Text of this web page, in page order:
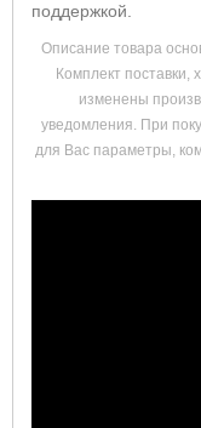
поддержкой.
Описание товара
Комплект поставки,
изменены
уведомления. При
для Вас параметры,